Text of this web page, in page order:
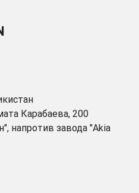
Карабаева, 200
напротив завода "Akia